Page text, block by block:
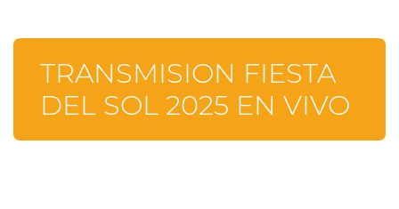
TRANSMISION FIESTA
DEL SOL 2025 EN VIVO